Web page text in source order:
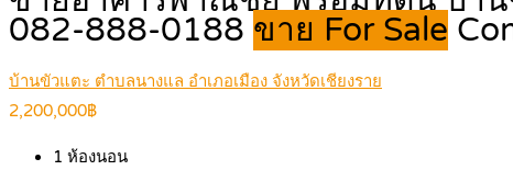
082-888-0188 ขาย For Sale
บ้านขัวแตะ ตำบลนางแล อำเภอเมือง จังหวัดเชียงราย
2,200,000฿
1 ห้องนอน